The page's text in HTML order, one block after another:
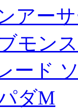
アー
モン
ード
ダM